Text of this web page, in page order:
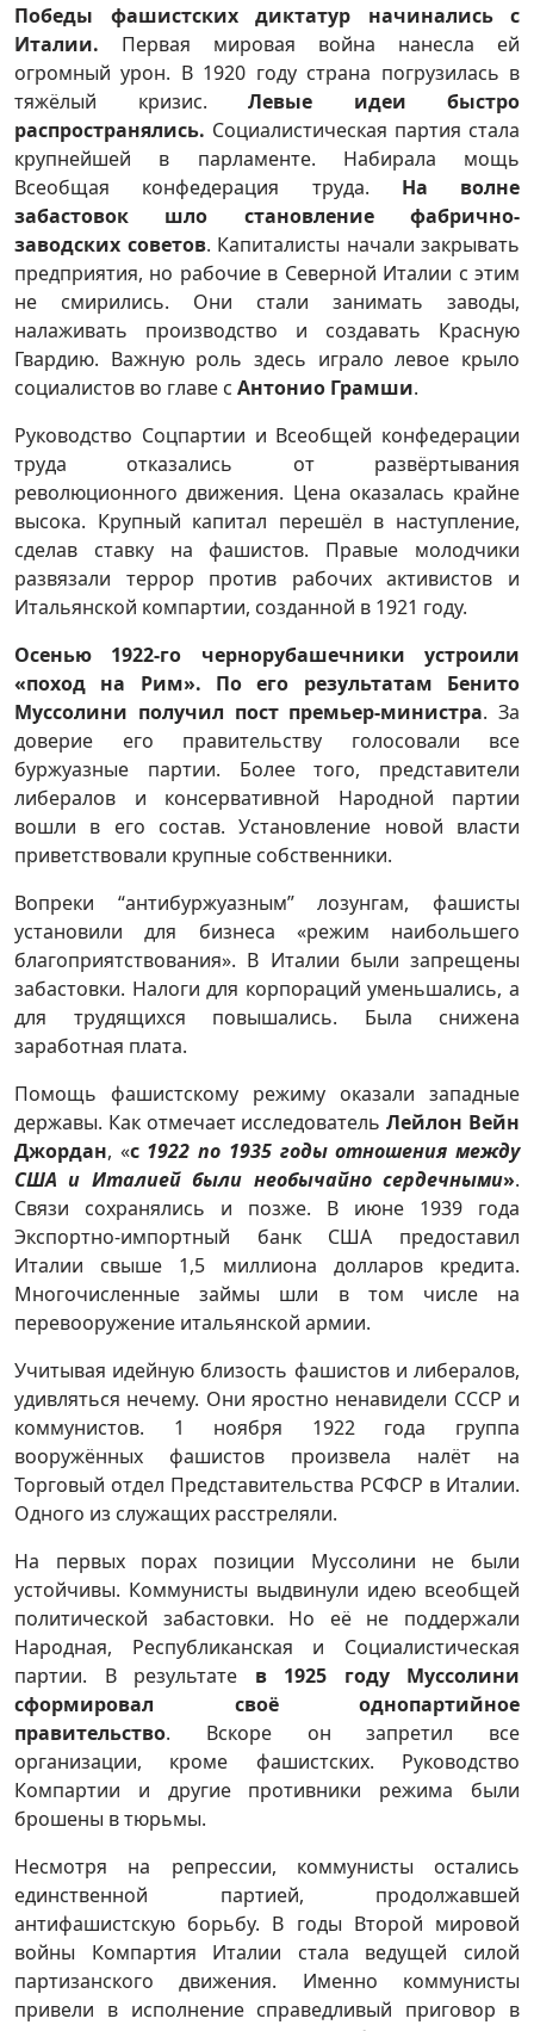
Победы фашистских диктатур начинались с
Италии. Первая мировая война нанесла ей
огромный урон. В 1920 году страна погрузилась в
тяжёлый кризис. Левые идеи быстро
распространялись. Социалистическая партия стала
крупнейшей в парламенте. Набирала мощь
Всеобщая конфедерация труда. На волне
забастовок шло становление фабрично-
заводских советов. Капиталисты начали закрывать
предприятия, но рабочие в Северной Италии с этим
не смирились. Они стали занимать заводы,
налаживать производство и создавать Красную
Гвардию. Важную роль здесь играло левое крыло
социалистов во главе с Антонио Грамши.
Руководство Соцпартии и Всеобщей конфедерации
труда отказались от развёртывания
революционного движения. Цена оказалась крайне
высока. Крупный капитал перешёл в наступление,
сделав ставку на фашистов. Правые молодчики
развязали террор против рабочих активистов и
Итальянской компартии, созданной в 1921 году.
Осенью 1922-го чернорубашечники устроили
«поход на Рим». По его результатам Бенито
Муссолини получил пост премьер-министра. За
доверие его правительству голосовали все
буржуазные партии. Более того, представители
либералов и консервативной Народной партии
вошли в его состав. Установление новой власти
приветствовали крупные собственники.
Вопреки “антибуржуазным” лозунгам, фашисты
установили для бизнеса «режим наибольшего
благоприятствования». В Италии были запрещены
забастовки. Налоги для корпораций уменьшались, а
для трудящихся повышались. Была снижена
заработная плата.
Помощь фашистскому режиму оказали западные
державы. Как отмечает исследовательЛейлон Вейн
Джордан, «с1922 по 1935 годы отношения между
США и Италией были необычайно сердечными».
Связи сохранялись и позже. В июне 1939 года
Экспортно-импортный банк США предоставил
Италии свыше 1,5 миллиона долларов кредита.
Многочисленные займы шли в том числе на
перевооружение итальянской армии.
Учитывая идейную близость фашистов и либералов,
удивляться нечему. Они яростно ненавидели СССР и
коммунистов. 1 ноября 1922 года группа
вооружённых фашистов произвела налёт на
Торговый отдел Представительства РСФСР в Италии.
Одного из служащих расстреляли.
На первых порах позиции Муссолини не были
устойчивы. Коммунисты выдвинули идею всеобщей
политической забастовки. Но её не поддержали
Народная, Республиканская и Социалистическая
партии. В результате в 1925 году Муссолини
сформировал своё однопартийное
правительство. Вскоре он запретил все
организации, кроме фашистских. Руководство
Компартии и другие противники режима были
брошены в тюрьмы.
Несмотря на репрессии, коммунисты остались
единственной партией, продолжавшей
антифашистскую борьбу. В годы Второй мировой
войны Компартия Италии стала ведущей силой
партизанского движения. Именно коммунисты
привели в исполнение справедливый приговор в